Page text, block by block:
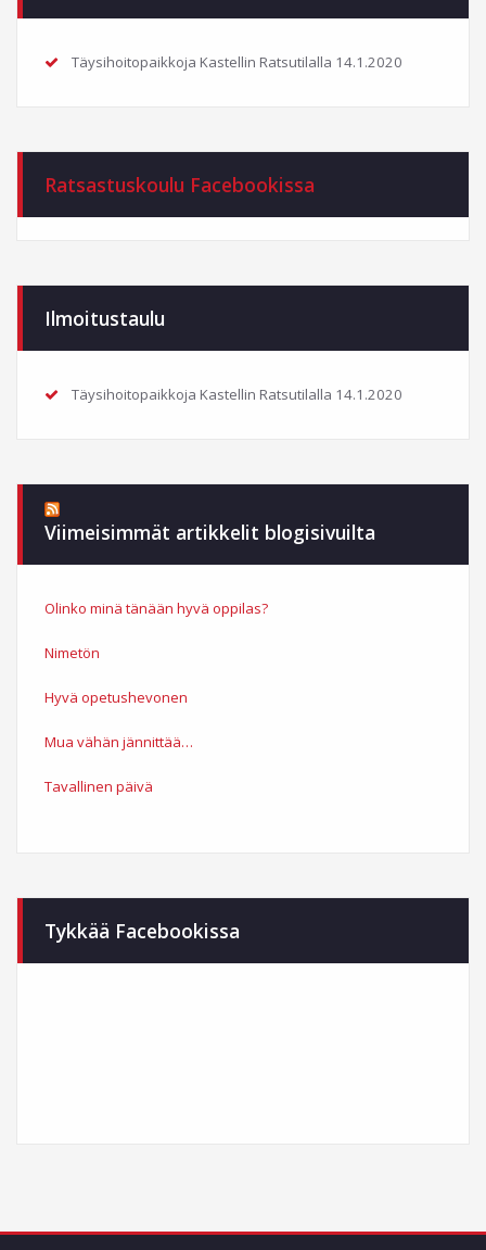
Täysihoitopaikkoja Kastellin Ratsutilalla 14.1.2020
Ratsastuskoulu Facebookissa
Ilmoitustaulu
Täysihoitopaikkoja Kastellin Ratsutilalla 14.1.2020
Viimeisimmät artikkelit blogisivuilta
Olinko minä tänään hyvä oppilas?
Nimetön
Hyvä opetushevonen
Mua vähän jännittää…
Tavallinen päivä
Tykkää Facebookissa